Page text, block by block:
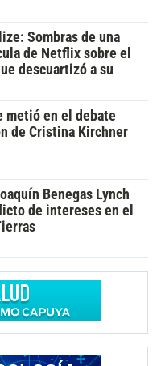
Sombras de una
de Netflix sobre el
descuartizó a su
metió en el debate
de Cristina Kirchner
Benegas Lynch
de intereses en el